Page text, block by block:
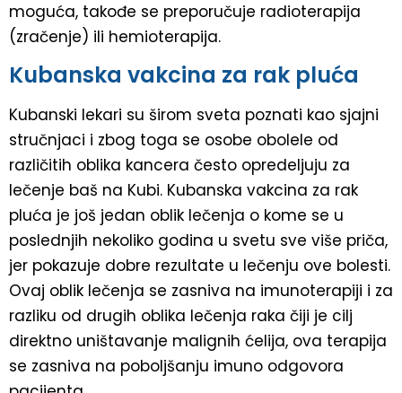
moguća, takođe se preporučuje radioterapija
(zračenje) ili hemioterapija.
Kubanska vakcina za rak pluća
Kubanski lekari su širom sveta poznati kao sjajni
stručnjaci i zbog toga se osobe obolele od
različitih oblika kancera često opredeljuju za
lečenje baš na Kubi. Kubanska vakcina za rak
pluća je još jedan oblik lečenja o kome se u
poslednjih nekoliko godina u svetu sve više priča,
jer pokazuje dobre rezultate u lečenju ove bolesti.
Ovaj oblik lečenja se zasniva na imunoterapiji i za
razliku od drugih oblika lečenja raka čiji je cilj
direktno uništavanje malignih ćelija, ova terapija
se zasniva na poboljšanju imuno odgovora